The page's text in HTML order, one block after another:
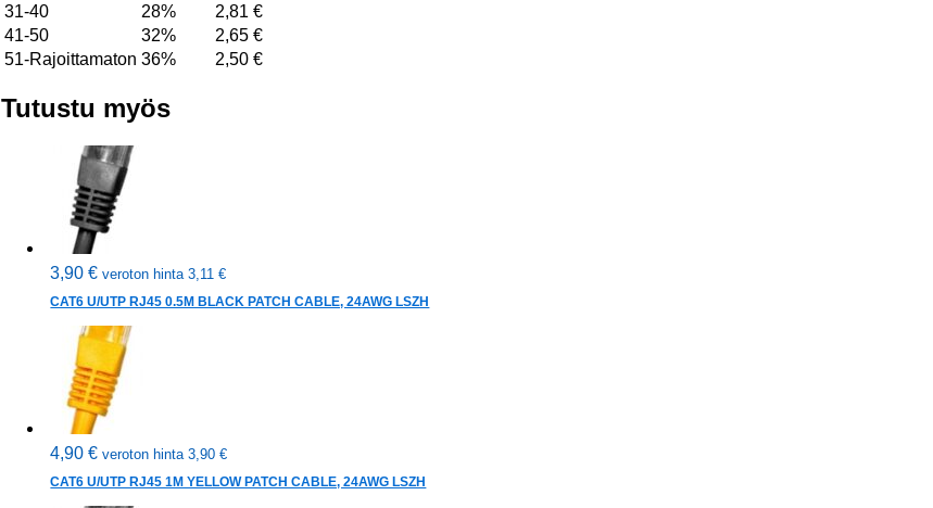
31-40
28% 2,81€
41-50
32% 2,65€
51-Rajoittamaton 36% 2,50€
Tutustu myös
3,90€ veroton hinta3,11€
CAT6 U/UTP RJ45 0.5M BLACK PATCH CABLE, 24AWG LSZH
4,90€ veroton hinta3,90€
CAT6 U/UTP RJ45 1M YELLOW PATCH CABLE, 24AWG LSZH